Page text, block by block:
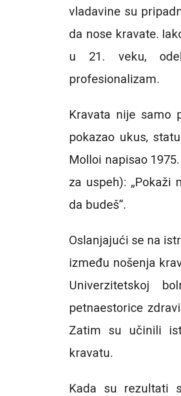
vladavine su
da nose kravate.
u 21. veku,
profesionalizam.
Kravata nije samo
pokazao ukus,
Molloi napisao
za uspeh):
da budeš“.
Oslanjajući se na
između nošenja
Univerzitetskoj
petnaestorice
Zatim su učinili
kravatu.
Kada su rezultati